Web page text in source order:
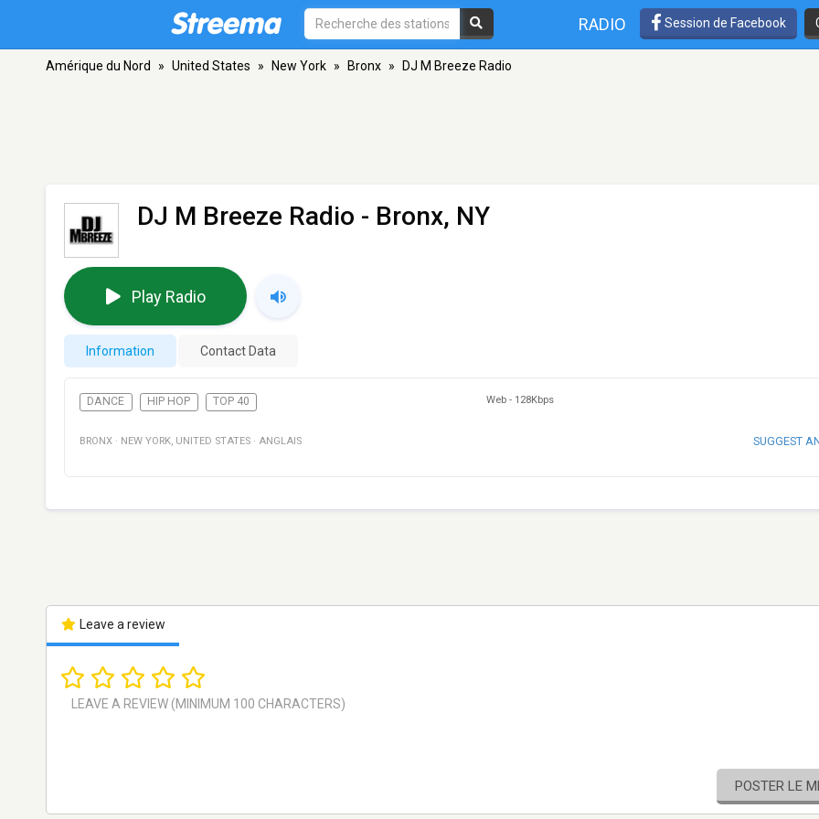
RADIO Session de Facebook
Amérique du Nord » United States » New York » Bronx » DJ M Breeze Radio
DJ M Breeze Radio - Bronx, NY
Play Radio
Information Contact Data
DANCE HIP HOP TOP 40 Web - 128Kbps
BRONX · NEW YORK, UNITED STATES · ANGLAIS SUGGEST
Leave a review
POSTER LE